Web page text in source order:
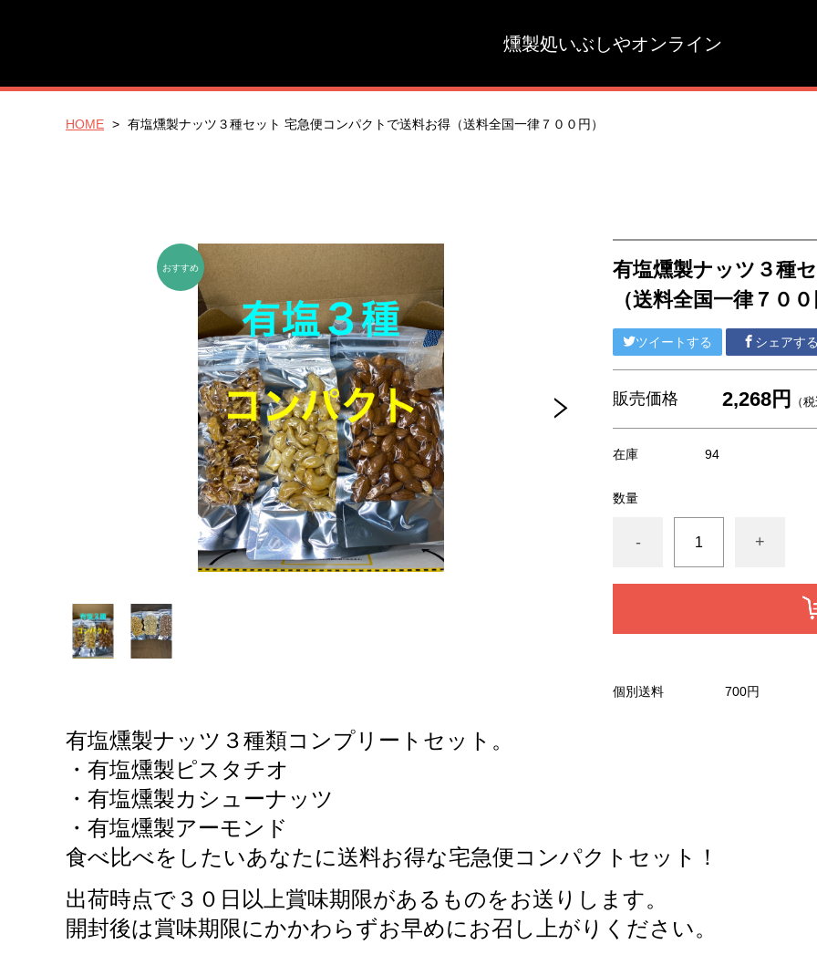
燻製処いぶしやオンライン
HOME 有塩燻製ナッツ３種セット 宅急便コンパクトで送料お得（送料全国一律７００円）
有塩燻製ナッツ３種
（送料全国一律７００
ツイートする シェアする
販売価格 2,268円 （
在庫 94
数量
- +
個別送料 700円
有塩燻製ナッツ３種類コンプリートセット。
・有塩燻製ピスタチオ
・有塩燻製カシューナッツ
・有塩燻製アーモンド
食べ比べをしたいあなたに送料お得な宅急便コンパクトセット！
出荷時点で３０日以上賞味期限があるものをお送りします。
開封後は賞味期限にかかわらずお早めにお召し上がりください。